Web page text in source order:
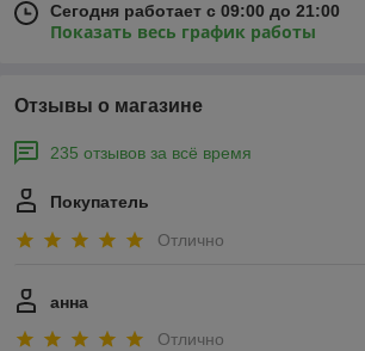
Сегодня работает с 09:00 до 21:00
Показать весь график работы
Отзывы о магазине
235 отзывов за всё время
Покупатель
Отлично
анна
Отлично